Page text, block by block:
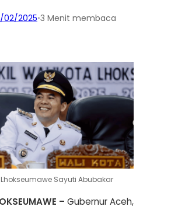
02/2025•3 Menit membaca
Sayuti Abubakar
– Gubernur Aceh,